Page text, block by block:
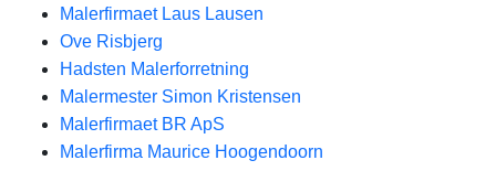
Malerfirmaet Laus Lausen
Ove Risbjerg
Hadsten Malerforretning
Malermester Simon Kristensen
Malerfirmaet BR ApS
Malerfirma Maurice Hoogendoorn